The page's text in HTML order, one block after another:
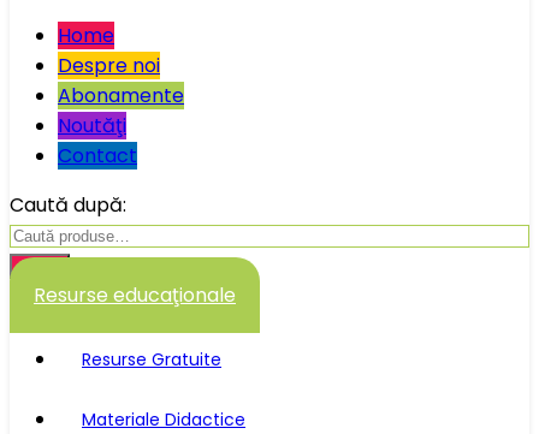
Home
Despre noi
Abonamente
Noutăţi
Contact
Caută după:
Caută
Resurse educaţionale
Resurse Gratuite
Materiale Didactice